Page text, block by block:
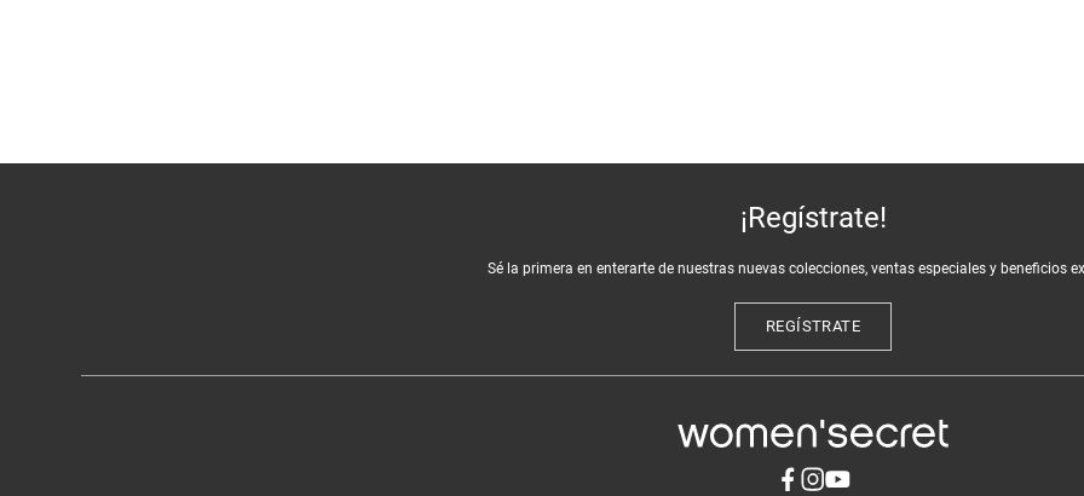
¡Regístrate!
Sé la primera en enterarte de nuestras nuevas colecciones, ventas especiales y beneficios
REGÍSTRATE